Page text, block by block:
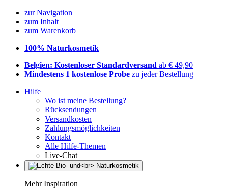
zur Navigation
zum Inhalt
zum Warenkorb
100% Naturkosmetik
Belgien: Kostenloser Standardversand ab € 49,90
Mindestens 1 kostenlose Probe zu jeder Bestellung
Hilfe
Wo ist meine Bestellung?
Rücksendungen
Versandkosten
Zahlungsmöglichkeiten
Kontakt
Alle Hilfe-Themen
Live-Chat
Mehr Inspiration